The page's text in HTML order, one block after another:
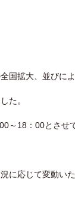
国拡大、並びに
た。
～18：00とさせ
に応じて変動いた